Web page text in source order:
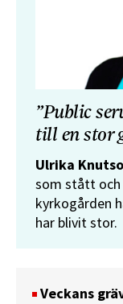
”Public
till en stor
Ulrika
som stått
kyrkogården
har blivit stor.
Veckans